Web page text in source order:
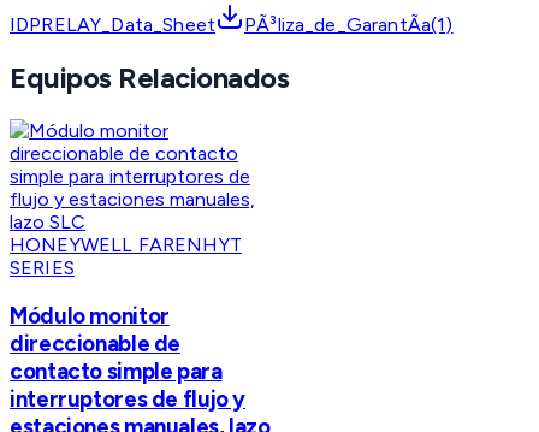
IDPRELAY_Data_Sheet
PÃ³liza_de_GarantÃ­a(1)
Equipos Relacionados
HONEYWELL FARENHYT
SERIES
Módulo monitor
direccionable de
contacto simple para
interruptores de flujo y
estaciones manuales, lazo